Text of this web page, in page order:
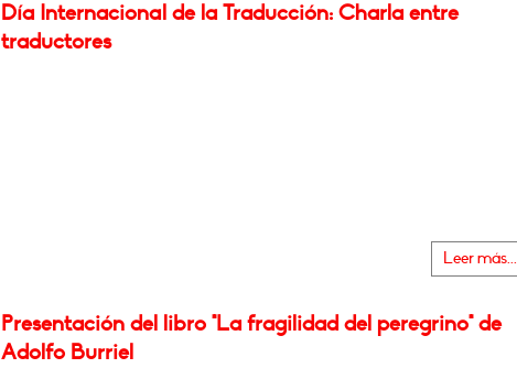
Día Internacional de la Traducción: Charla entre
traductores
Leer más...
Presentación del libro "La fragilidad del peregrino" de
Adolfo Burriel